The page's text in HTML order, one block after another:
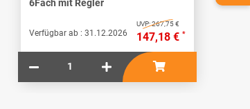
6Fach mit Regler
Verfügbar ab : 31.12.2026
UVP:267,75 €
147,18 € *